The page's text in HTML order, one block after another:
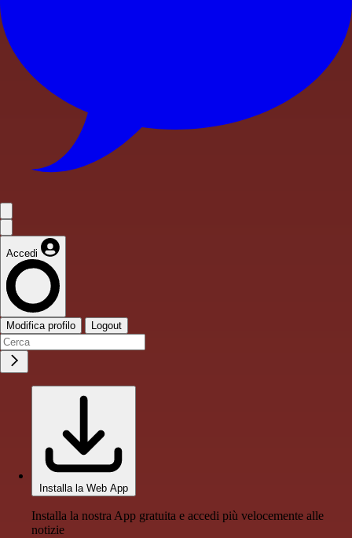
Accedi
Modifica profilo Logout
Installa la Web App
Installa la nostra App gratuita e accedi più velocemente alle
notizie